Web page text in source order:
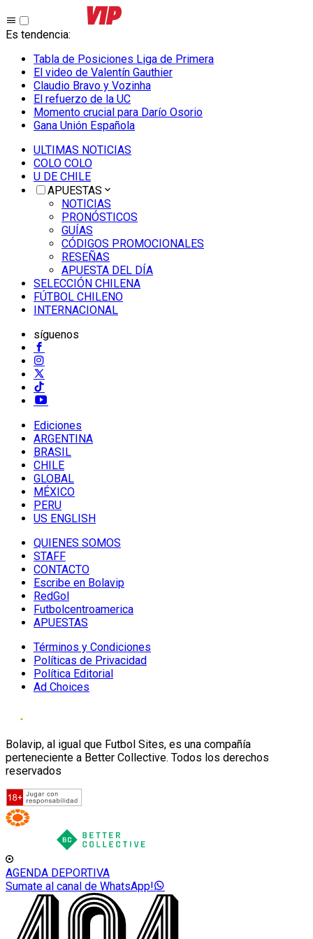
Es tendencia:
Tabla de Posiciones Liga de Primera
El video de Valentín Gauthier
Claudio Bravo y Vozinha
El refuerzo de la UC
Momento crucial para Darío Osorio
Gana Unión Española
ULTIMAS NOTICIAS
COLO COLO
U DE CHILE
APUESTAS
NOTICIAS
PRONÓSTICOS
GUÍAS
CÓDIGOS PROMOCIONALES
RESEÑAS
APUESTA DEL DÍA
SELECCIÓN CHILENA
FÚTBOL CHILENO
INTERNACIONAL
síguenos
Ediciones
ARGENTINA
BRASIL
CHILE
GLOBAL
MÉXICO
PERU
US ENGLISH
QUIENES SOMOS
STAFF
CONTACTO
Escribe en Bolavip
RedGol
Futbolcentroamerica
APUESTAS
Términos y Condiciones
Políticas de Privacidad
Política Editorial
Ad Choices
Bolavip, al igual que Futbol Sites, es una compañía
perteneciente a Better Collective. Todos los derechos
reservados
AGENDA DEPORTIVA
Sumate al canal de WhatsApp!